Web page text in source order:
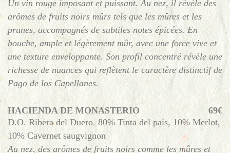
Un vin rouge imposant et puissant. Au nez, il révèle des
arômes de fruits noirs mûrs tels que les mûres et les
prunes, accompagnés de subtiles notes épicées. En
bouche, ample et légèrement mûr, avec une force vive et
une texture enveloppante. Son profil concentré révèle une
richesse de nuances qui reflètent le caractère distinctif de
Pago de los Capellanes.
HACIENDA DE MONASTERIO
69€
D.O. Ribera del Duero. 80% Tinta del país, 10% Merlot,
10% Cavernet saugvignon
Au nez, des arômes de fruits noirs comme les mûres et